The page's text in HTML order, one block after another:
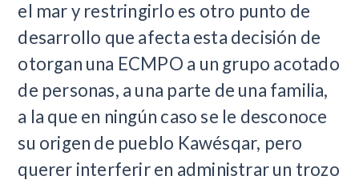
el mar y restringirlo es otro punto de
desarrollo que afecta esta decisión de
otorgan una ECMPO a un grupo acotado
de personas, a una parte de una familia,
a la que en ningún caso se le desconoce
su origen de pueblo Kawésqar, pero
querer interferir en administrar un trozo